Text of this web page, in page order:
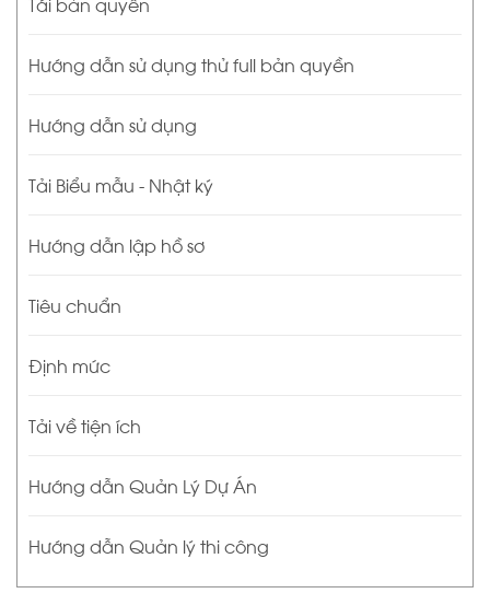
Hướng dẫn sử dụng thử full bản quyền
Hướng dẫn sử dụng
Tải Biểu mẫu - Nhật ký
Hướng dẫn lập hồ sơ
Tiêu chuẩn
Định mức
Tải về tiện ích
Hướng dẫn Quản Lý Dự Án
Hướng dẫn Quản lý thi công